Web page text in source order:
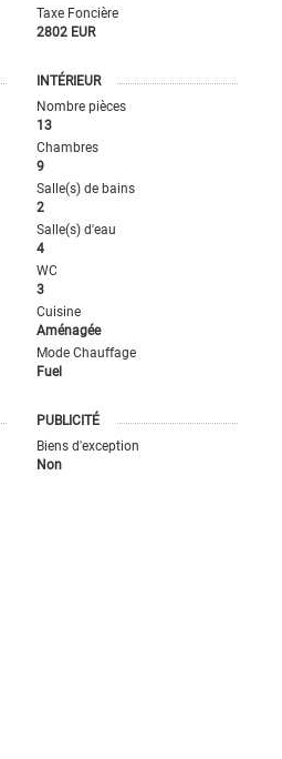
Taxe Foncière
2802 EUR
INTÉRIEUR
Nombre pièces
13
Chambres
9
Salle(s) de bains
2
Salle(s) d'eau
4
WC
3
Cuisine
Aménagée
Mode Chauffage
Fuel
PUBLICITÉ
Biens d'exception
Non